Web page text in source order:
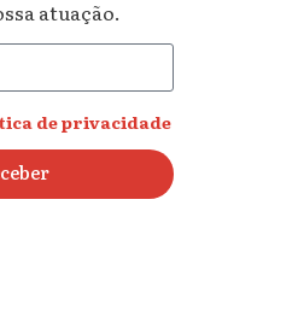
atuação.
de privacidade